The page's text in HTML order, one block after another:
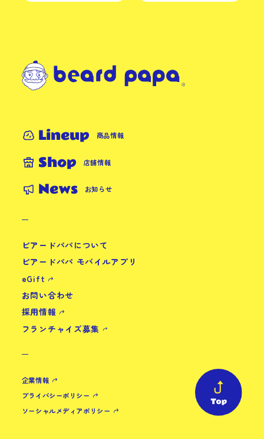
Lineup 商品情報
Shop 店舗情報
News お知らせ
ビアードパパについて
ビアードパパ モバイルアプリ
eGift
お問い合わせ
採用情報
フランチャイズ募集
企業情報
プライバシーポリシー
ソーシャルメディアポリシー